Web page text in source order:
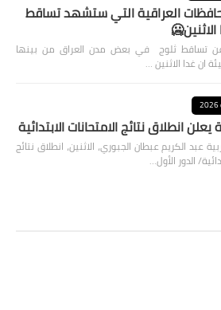
العراقية التي ستشهد تساقط
عن تساقط ثلوج في بعض مدن العراق من بينها
يعلن انطلاق نتائج الامتحانات الابتدائية
عبد الكريم عبطان الجبوري، الاثنين، انطلاق نتائج
الدور الأول…